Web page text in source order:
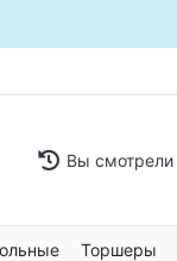
Вы смотрели
Торшеры